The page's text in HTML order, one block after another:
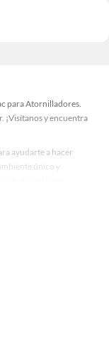
para Atornilladores.
¡Visítanos y encuentra
ayudarte a hacer
único y
más tú.
aquí para hacer
para ofrecerte en
en Sodimac
proyectos y
tenemos para
en Sodimac.